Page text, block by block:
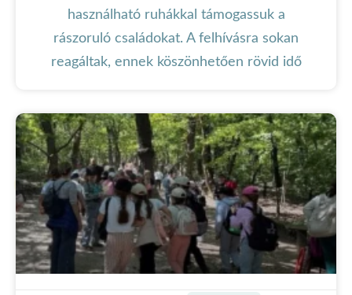
használható ruhákkal támogassuk a
rászoruló családokat. A felhívásra sokan
reagáltak, ennek köszönhetően rövid idő